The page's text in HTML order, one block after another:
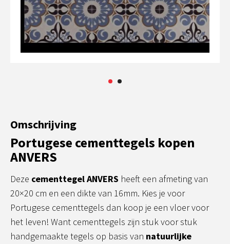
Omschrijving
Portugese cementtegels kopen
ANVERS
Deze cementtegel ANVERS heeft een afmeting van
20×20 cm en een dikte van 16mm. Kies je voor
Portugese cementtegels dan koop je een vloer voor
het leven! Want cementtegels zijn stuk voor stuk
handgemaakte tegels op basis van natuurlijke